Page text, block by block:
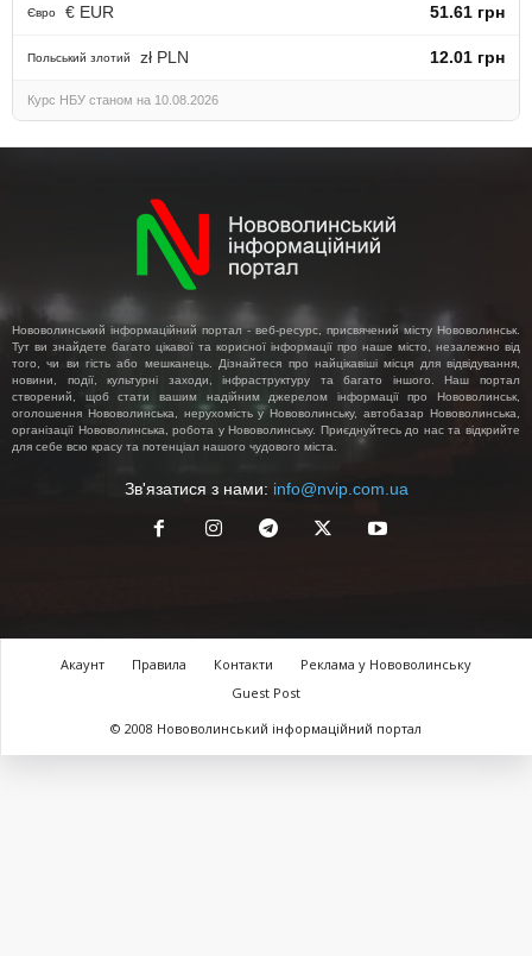
Євро € EUR 51.61 грн
Польський злотий zł PLN 12.01 грн
Курс НБУ станом на 10.08.2026
Нововолинський інформаційний портал - веб-ресурс, присвячений місту Нововолинськ.
Тут ви знайдете багато цікавої та корисної інформації про наше місто, незалежно від
того, чи ви гість або мешканець. Дізнайтеся про найцікавіші місця для відвідування,
новини, події, культурні заходи, інфраструктуру та багато іншого. Наш портал
створений, щоб стати вашим надійним джерелом інформації про Нововолинськ,
оголошення Нововолинська, нерухомість у Нововолинську, автобазар Нововолинська,
організації Нововолинська, робота у Нововолинську. Приєднуйтесь до нас та відкрийте
для себе всю красу та потенціал нашого чудового міста.
Зв'язатися з нами: info@nvip.com.ua
Акаунт Правила Контакти
Реклама у Нововолинську
Guest Post
© 2008 Нововолинський інформаційний портал